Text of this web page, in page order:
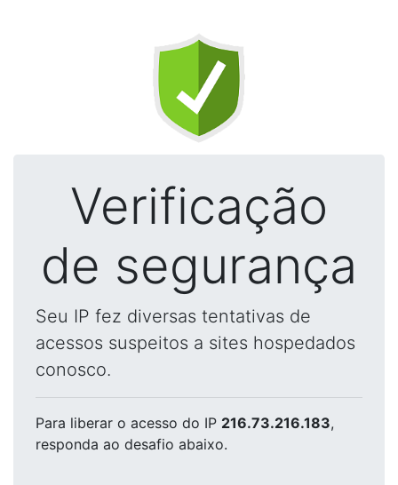
Verificação
de segurança
Seu IP fez diversas tentativas de
acessos suspeitos a sites hospedados
conosco.
Para liberar o acesso do IP 216.73.216.183,
responda ao desafio abaixo.